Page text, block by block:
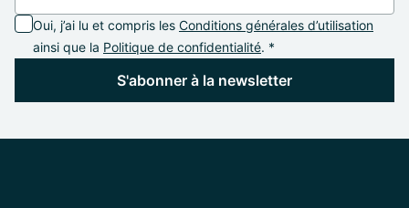
Oui, j’ai lu et compris les Conditions générales d’utilisation
ainsi que la Politique de confidentialité. *
S'abonner à la newsletter